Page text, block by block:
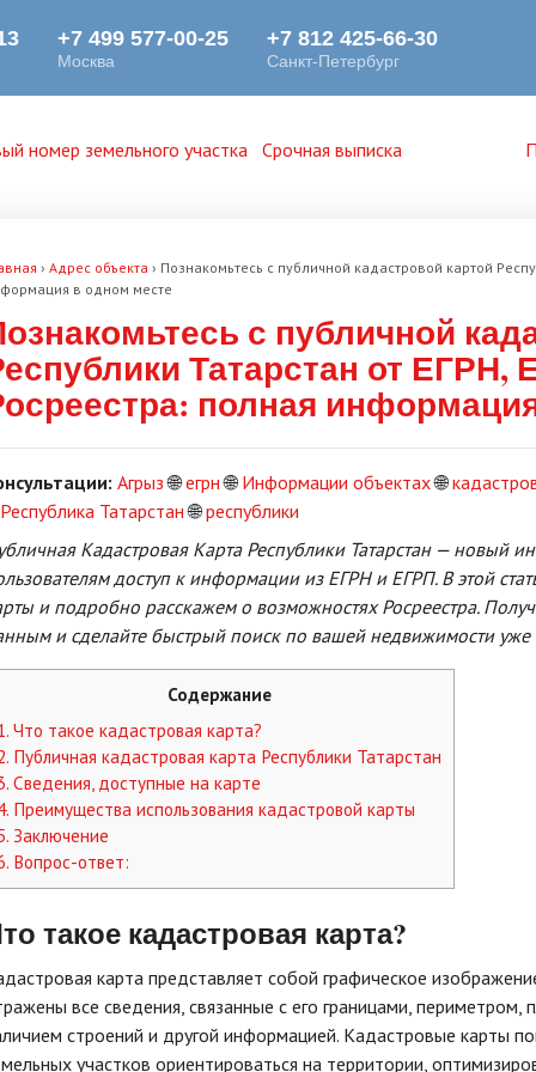
номер земельного участка Срочная выписка
› Адрес объекта › Познакомьтесь с публичной кадастровой картой
в одном месте
с публичной
Татарстан от ЕГРН,
полная
Агрыз🌐егрн🌐Информации объектах🌐
Республика Татарстан🌐республики
Кадастровая Карта Республики Татарстан — новый
доступ к информации из ЕГРН и ЕГРП. В этой
и подробно расскажем о возможностях Росреестра.
и сделайте быстрый поиск по вашей недвижимости уже
Содержание
Что такое кадастровая карта?
Публичная кадастровая карта Республики Татарстан
Сведения, доступные на карте
Преимущества использования кадастровой карты
Заключение
Вопрос-ответ:
такое кадастровая карта?
карта представляет собой графическое
все сведения, связанные с его границами,
строений и другой информацией. Кадастровые карты
участков ориентироваться на территории,